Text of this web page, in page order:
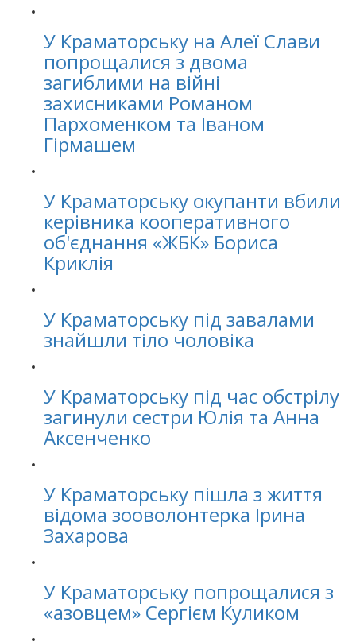
У Краматорську на Алеї Слави
попрощалися з двома
загиблими на війні
захисниками Романом
Пархоменком та Іваном
Гірмашем
У Краматорську окупанти вбили
керівника кооперативного
об'єднання «ЖБК» Бориса
Криклія
У Краматорську під завалами
знайшли тіло чоловіка
У Краматорську під час обстрілу
загинули сестри Юлія та Анна
Аксенченко
У Краматорську пішла з життя
відома зооволонтерка Ірина
Захарова
У Краматорську попрощалися з
«азовцем» Сергієм Куликом